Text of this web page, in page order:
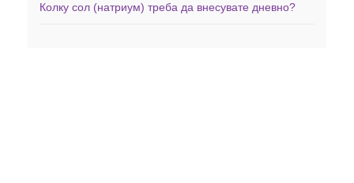
Колку сол (натриум) треба да внесувате дневно?